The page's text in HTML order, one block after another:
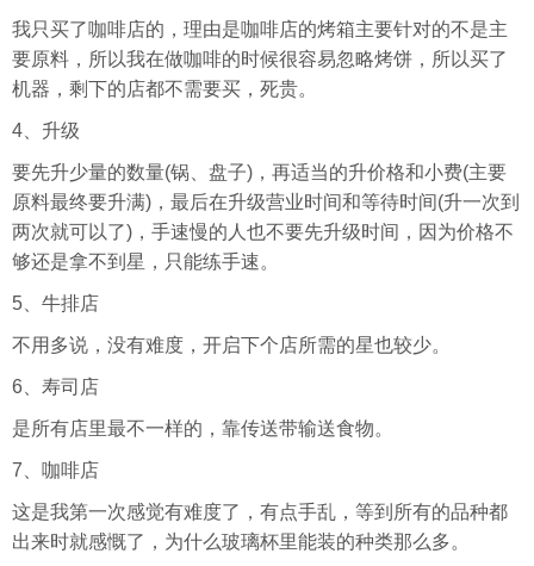
我只买了咖啡店的，理由是咖啡店的烤箱主要针对的不是主
要原料，所以我在做咖啡的时候很容易忽略烤饼，所以买了
机器，剩下的店都不需要买，死贵。
4、升级
要先升少量的数量(锅、盘子)，再适当的升价格和小费(主要
原料最终要升满)，最后在升级营业时间和等待时间(升一次到
两次就可以了)，手速慢的人也不要先升级时间，因为价格不
够还是拿不到星，只能练手速。
5、牛排店
不用多说，没有难度，开启下个店所需的星也较少。
6、寿司店
是所有店里最不一样的，靠传送带输送食物。
7、咖啡店
这是我第一次感觉有难度了，有点手乱，等到所有的品种都
出来时就感慨了，为什么玻璃杯里能装的种类那么多。